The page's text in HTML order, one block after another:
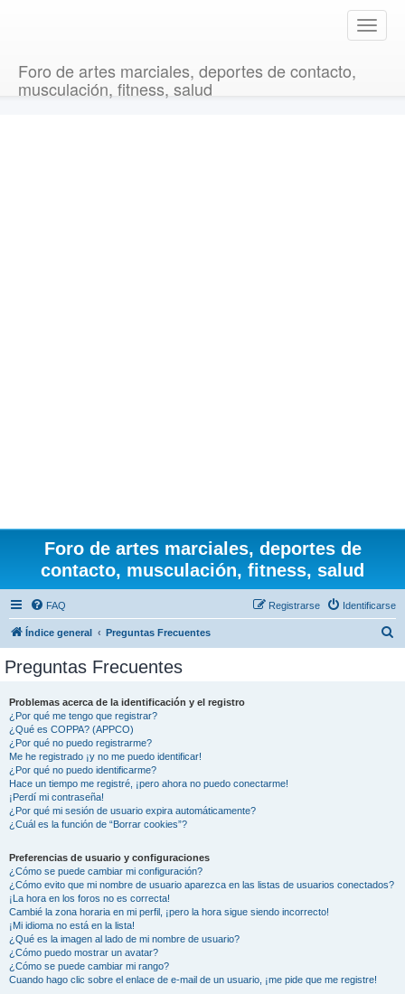
T
o
Foro de artes marciales, deportes de contacto,
musculación, fitness, salud
Foro de artes marciales, deportes de
contacto, musculación, fitness, salud
FAQ Identificarse
Registrarse
Índice general Preguntas Frecuentes
Preguntas Frecuentes
Problemas acerca de la identificación y el registro
¿Por qué me tengo que registrar?
¿Qué es COPPA? (APPCO)
¿Por qué no puedo registrarme?
Me he registrado ¡y no me puedo identificar!
¿Por qué no puedo identificarme?
Hace un tiempo me registré, ¡pero ahora no puedo conectarme!
¡Perdí mi contraseña!
¿Por qué mi sesión de usuario expira automáticamente?
¿Cuál es la función de “Borrar cookies”?
Preferencias de usuario y configuraciones
¿Cómo se puede cambiar mi configuración?
¿Cómo evito que mi nombre de usuario aparezca en las listas de usuarios conectados?
¡La hora en los foros no es correcta!
Cambié la zona horaria en mi perfil, ¡pero la hora sigue siendo incorrecto!
¡Mi idioma no está en la lista!
¿Qué es la imagen al lado de mi nombre de usuario?
¿Cómo puedo mostrar un avatar?
¿Cómo se puede cambiar mi rango?
Cuando hago clic sobre el enlace de e-mail de un usuario, ¡me pide que me registre!